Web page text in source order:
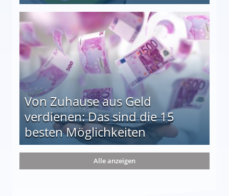
auf einen Blick
Von Zuhause aus Geld
verdienen: Das sind die 15
besten Möglichkeiten
die 15 besten Möglichkeiten
Alle anzeigen